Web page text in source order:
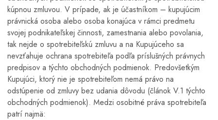
kúpnou zmluvou. V prípade, ak je účastníkom – kupujúcim
právnická osoba alebo osoba konajúca v rámci predmetu
svojej podnikateľskej činnosti, zamestnania alebo povolania,
tak nejde o spotrebiteľskú zmluvu a na Kupujúceho sa
nevzťahuje ochrana spotrebiteľa podľa príslušných právnych
predpisov a týchto obchodných podmienok. Predovšetkým
Kupujúci, ktorý nie je spotrebiteľom nemá právo na
odstúpenie od zmluvy bez udania dôvodu (článok V.1 týchto
obchodných podmienok). Medzi osobitné práva spotrebiteľa
patrí najmä: